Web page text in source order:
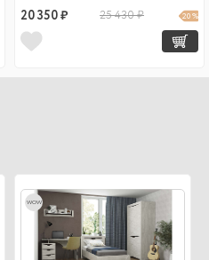
20 350 ₽ 25 430 ₽ 20 %
wow